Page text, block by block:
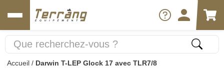
Accueil / Darwin T-LEP Glock 17 avec TLR7/8